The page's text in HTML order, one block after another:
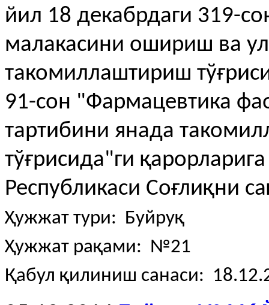
йил 18 декабрдаги 319-
малакасини ошириш ва
такомиллаштириш
91-сон "Фармацевтика
тартибини янада
тўғрисида"ги
Республикаси Соғлиқни
Ҳужжат тури: Буйруқ
Ҳужжат рақами: №21
Қабул қилиниш санаси: